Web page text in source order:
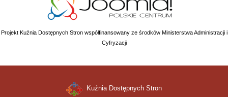
Projekt Kuźnia Dostępnych Stron współfinansowany ze środków Ministerstwa Administracji i
Cyfryzacji
Kuźnia Dostępnych Stron